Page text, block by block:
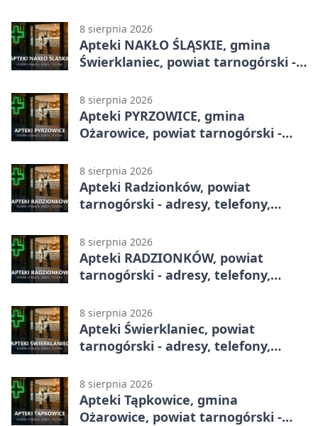
8 sierpnia 2026
Apteki NAKŁO ŚLĄSKIE, gmina
Świerklaniec, powiat tarnogórski -
8 sierpnia 2026
Apteki PYRZOWICE, gmina
Ożarowice, powiat tarnogórski -
8 sierpnia 2026
Apteki Radzionków, powiat
tarnogórski - adresy, telefony,
8 sierpnia 2026
Apteki RADZIONKÓW, powiat
tarnogórski - adresy, telefony,
8 sierpnia 2026
Apteki Świerklaniec, powiat
tarnogórski - adresy, telefony,
8 sierpnia 2026
Apteki Tąpkowice, gmina
Ożarowice, powiat tarnogórski -